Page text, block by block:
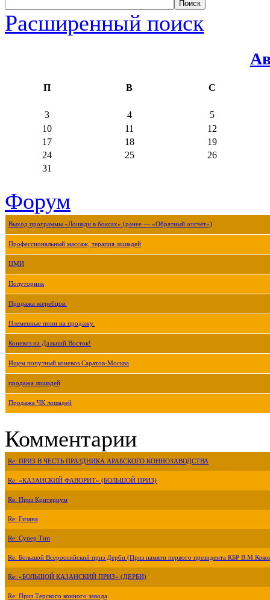
Расширенный поиск
П В С
3 4
5
10
11
12
17
18
19
24
25
26
31
Форум
Выход программы «Лошади в боксах» (ранее — «Обратный отсчёт»)
Профессиональный массаж, терапия лошадей
ЦМИ
Полуторник
Продажа жеребцов.
Племенные пони на продажу.
Коневоз на Дальний Восток!
Ищем попутный коневоз Саратов-Москва
продажа лошадей
Продажа ЧК лошадей
Комментарии
Re: ПРИЗ В ЧЕСТЬ ПРАЗДНИКА АРАБСКОГО КОННОЗАВОДСТВА
Re: «КАЗАНСКИЙ ФАВОРИТ» (БОЛЬШОЙ ПРИЗ)
Re: Приз Критериум
Re: Гизана
Re: Супер Тип
Re: Большой Всероссийский приз Дерби (Приз памяти первого президента КБР
Re: «БОЛЬШОЙ КАЗАНСКИЙ ПРИЗ» (ДЕРБИ)
Re: Приз Терского конного завода